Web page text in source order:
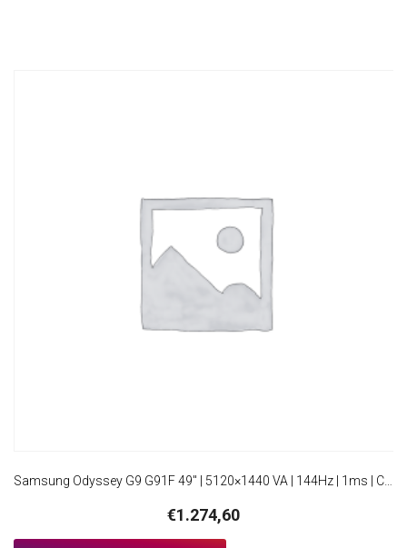
Samsung Odyssey G9 G91F 49″ | 5120×1440 VA | 144Hz | 1ms | Curved UltraWide Gaming Monitor | Zwart
€1.274,60